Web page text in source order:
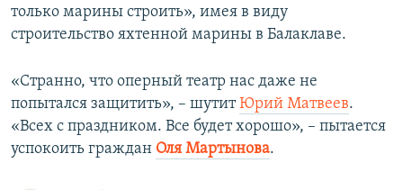
только марины строить», имея в виду
строительство яхтенной марины в Балаклаве.
«Странно, что оперный театр нас даже не
попытался защитить», – шутитЮрий Матвеев.
«Всех с праздником. Все будет хорошо», – пытается
успокоить граждан Оля Мартынова.